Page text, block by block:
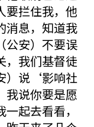
拦住我，他
消息，知道我
公安）不要误
我们基督徒
）说‘影响社
我说你要是愿
起去看看，